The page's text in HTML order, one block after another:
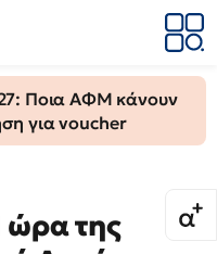
Ποια ΑΦΜ κάνουν
για voucher
ώρα της